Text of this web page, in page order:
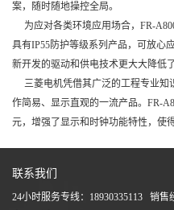
案，随时随地操控全局。
为应对各类环境应用场合，FR-
具有IP55防护等级系列产品，可放心
新开发的驱动和供电技术更大大降低
三菱电机凭借其广泛的工程专业知
作简易、显示直观的一流产品。FR-
元，增强了显示和时钟功能特性，使
联系我们
24小时服务专线：18930335113 销售